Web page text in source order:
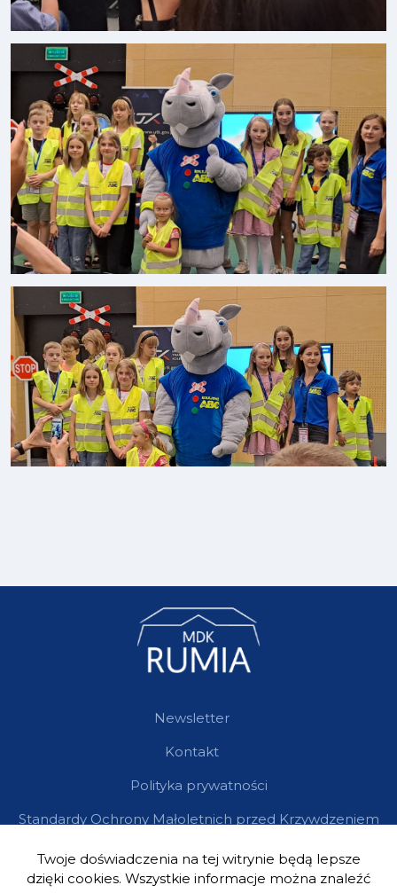
Newsletter
Kontakt
Polityka prywatności
Standardy Ochrony Małoletnich przed Krzywdzeniem
Twoje doświadczenia na tej witrynie będą lepsze
dzięki cookies. Wszystkie informacje można znaleźć